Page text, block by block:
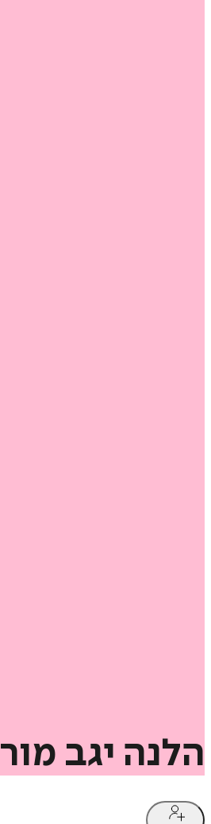
הלנה יגב מור